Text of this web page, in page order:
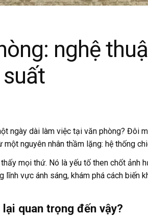
nghệ
ngày dài làm việc tại văn phòng? Đôi
nguyên nhân thầm lặng: hệ thống
mọi thứ. Nó là yếu tố then chốt
lĩnh vực ánh sáng, khám phá cách biến
quan trọng đến vậy?